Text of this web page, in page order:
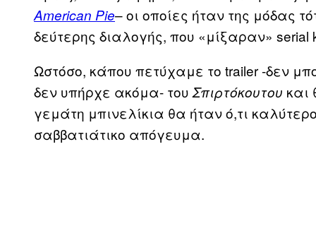
American Pie– οι οποίες ήταν της μόδας
δεύτερης διαλογής, που «μίξαραν»
Ωστόσο, κάπου πετύχαμε το trailer -δεν
δεν υπήρχε ακόμα- του Σπιρτόκουτου και
γεμάτη μπινελίκια θα ήταν ό,τι
σαββατιάτικο απόγευμα.